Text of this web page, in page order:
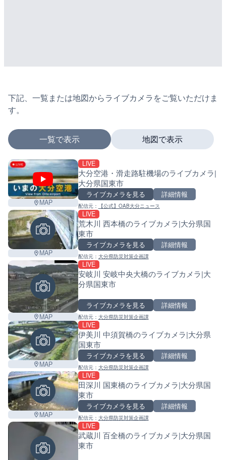
下記、一覧または地図からライブカメラをご覧いただけま
す。
一覧で表示
MAP
LIVE
大分空港・滑走路駐機場のライブカメラ|
大分県国東市
ライブカメラを見る 詳細情報
配信元： 【公式】OAB大分ニュース
MAP
LIVE
荒木川 西本橋のライブカメラ|大分県国
東市
ライブカメラを見る 詳細情報
配信元： 大分県防災対策企画課
MAP
LIVE
安岐川 安岐中央大橋のライブカメラ|大
分県国東市
ライブカメラを見る 詳細情報
配信元： 大分県防災対策企画課
MAP
LIVE
伊美川 中須賀橋のライブカメラ|大分県
国東市
ライブカメラを見る 詳細情報
配信元： 大分県防災対策企画課
MAP
LIVE
田深川 国東橋のライブカメラ|大分県国
東市
ライブカメラを見る 詳細情報
配信元： 大分県防災対策企画課
LIVE
武蔵川 百全橋のライブカメラ|大分県国
東市
地図で表示
+
−
マーカーをタップするとライブカメラの詳細が表示さ